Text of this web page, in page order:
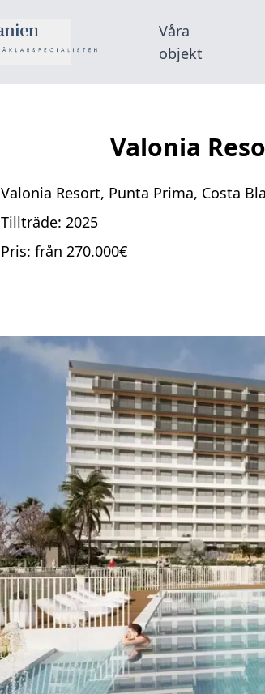
Våra
objekt
Valonia
Valonia Resort, Punta Prima, Costa
Tillträde: 2025
Pris: från 270.000€